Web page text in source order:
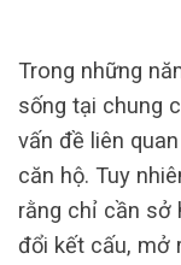
Trong những
sống tại chung
vấn đề liên
căn hộ. Tuy
rằng chỉ cần sở
đổi kết cấu, mở